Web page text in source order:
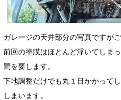
ガレージの天井部分の写真ですが
前回の塗膜はほとんど浮いてしま
間を要します。
下地調整だけでも丸１日かかって
しまいます。